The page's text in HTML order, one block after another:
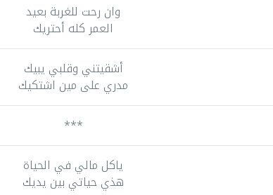
وان رحت للغربة بعيد
العمر كله أحتريك
أشقيتني وقلبي يبيك
مدري على مين اشتكيك
***
ياكل مالي في الحياة
هذي حياتي بين يديك